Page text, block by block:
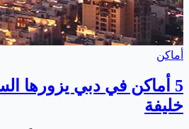
أماكن
5 أماكن في دبي يزورها
خليفة